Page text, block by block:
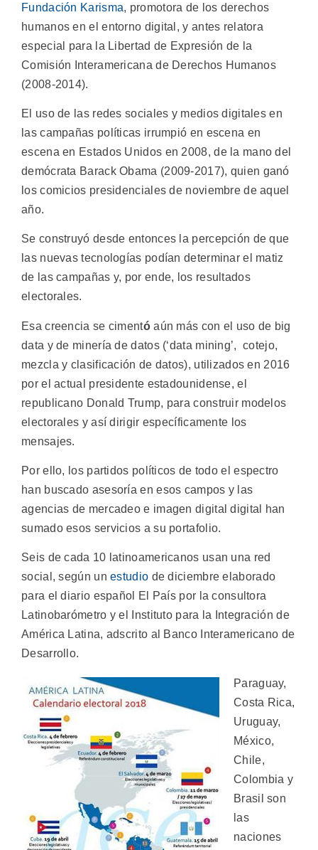
Fundación Karisma, promotora de los derechos
humanos en el entorno digital, y antes relatora
especial para la Libertad de Expresión de la
Comisión Interamericana de Derechos Humanos
(2008-2014).
El uso de las redes sociales y medios digitales en
las campañas políticas irrumpió en escena en
escena en Estados Unidos en 2008, de la mano del
demócrata Barack Obama (2009-2017), quien ganó
los comicios presidenciales de noviembre de aquel
año.
Se construyó desde entonces la percepción de que
las nuevas tecnologías podían determinar el matiz
de las campañas y, por ende, los resultados
electorales.
Esa creencia se cimentóaún más con el uso de big
data y de minería de datos (‘data mining’, cotejo,
mezcla y clasificación de datos), utilizados en 2016
por el actual presidente estadounidense, el
republicano Donald Trump, para construir modelos
electorales y así dirigir específicamente los
mensajes.
Por ello, los partidos políticos de todo el espectro
han buscado asesoría en esos campos y las
agencias de mercadeo e imagen digital digital han
sumado esos servicios a su portafolio.
Seis de cada 10 latinoamericanos usan una red
social, según unestudio de diciembre elaborado
para el diario español El País por la consultora
Latinobarómetro y el Instituto para la Integración de
América Latina, adscrito al Banco Interamericano de
Desarrollo.
Paraguay,
Costa Rica,
Uruguay,
México,
Chile,
Colombia y
Brasil son
las
naciones